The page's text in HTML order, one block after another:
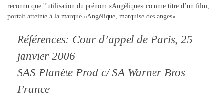
reconnu que l’utilisation du prénom «Angélique» comme titre d’un film,
portait atteinte à la marque «Angélique, marquise des anges».
Références: Cour d’appel de Paris, 25
janvier 2006
SAS Planète Prod c/ SA Warner Bros
France